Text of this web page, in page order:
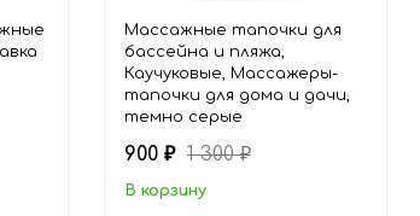
Массажные тапочки для
бассейна и пляжа,
Каучуковые, Массажеры-
тапочки для дома и дачи,
темно серые
900 ₽ 1 300₽
В корзину